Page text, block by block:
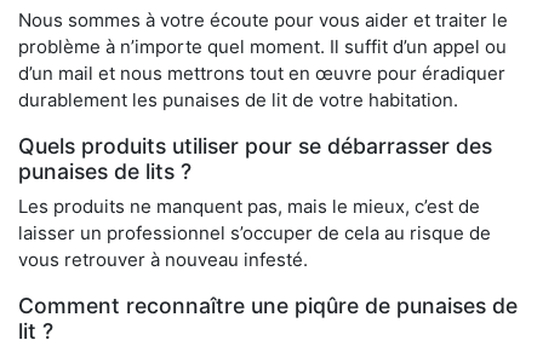
Nous sommes à votre écoute pour vous aider et traiter le
problème à n’importe quel moment. Il suffit d’un appel ou
d’un mail et nous mettrons tout en œuvre pour éradiquer
durablement les punaises de lit de votre habitation.
Quels produits utiliser pour se débarrasser des
punaises de lits ?
Les produits ne manquent pas, mais le mieux, c’est de
laisser un professionnel s’occuper de cela au risque de
vous retrouver à nouveau infesté.
Comment reconnaître une piqûre de punaises de
lit ?